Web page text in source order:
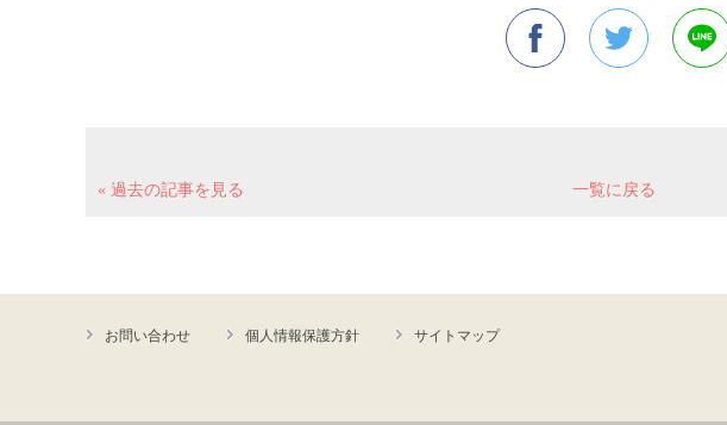
« 過去の記事を見る 一覧に戻る
お問い合わせ 個人情報保護方針 サイトマップ